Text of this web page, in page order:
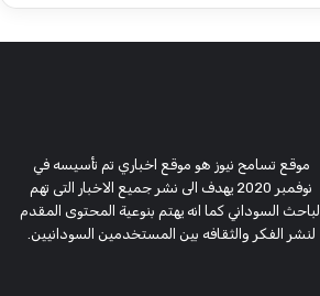
موقع تسامح نيوز هو موقع اخباري تم تأسيسه في
نوفمبر 2020 يهدف الى نشر جميع الاخبار التى تهم
الباحث السوداني كما انه يهتم بنوعية المحتوى المقدم
لنشر الفكر والثقافه بين المستخدمين السودانيين.